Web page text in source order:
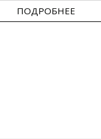
ПОДРОБНЕЕ